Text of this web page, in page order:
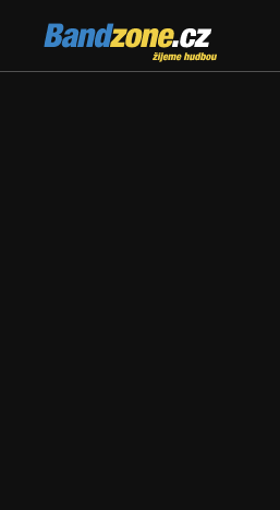
Bandzone.cz
žijeme hudbou